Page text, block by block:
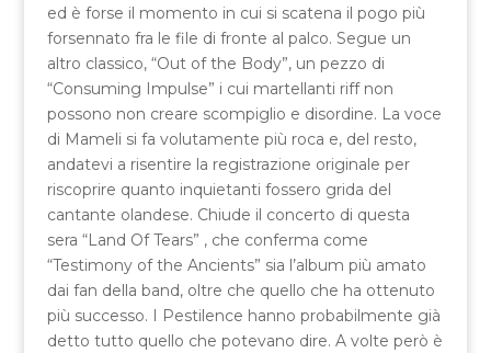
ed è forse il momento in cui si scatena il pogo più
forsennato fra le file di fronte al palco. Segue un
altro classico, “Out of the Body”, un pezzo di
“Consuming Impulse” i cui martellanti riff non
possono non creare scompiglio e disordine. La voce
di Mameli si fa volutamente più roca e, del resto,
andatevi a risentire la registrazione originale per
riscoprire quanto inquietanti fossero grida del
cantante olandese. Chiude il concerto di questa
sera “Land Of Tears” , che conferma come
“Testimony of the Ancients” sia l’album più amato
dai fan della band, oltre che quello che ha ottenuto
più successo. I Pestilence hanno probabilmente già
detto tutto quello che potevano dire. A volte però è